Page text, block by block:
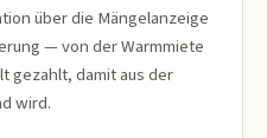
über die Mängelanzeige
— von der Warmmiete
gezahlt, damit aus der
wird.